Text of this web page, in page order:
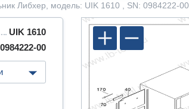
Либхер, модель: UIK 1610 , SN: 0984222-00
UIK 1610
0984222-00